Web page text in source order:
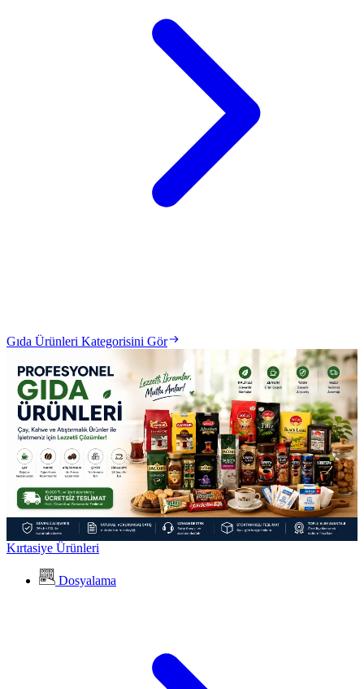
Gıda Ürünleri Kategorisini Gör
Kırtasiye Ürünleri
Dosyalama